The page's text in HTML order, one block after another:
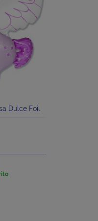
Dulce Foil